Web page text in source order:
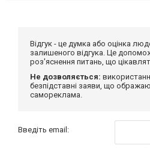
Відгук - це думка або оцінка
залишеного відгука. Це
роз'яснення питань, що
Не дозволяється:
безпідставні заяви, що
самореклама.
Введіть email: